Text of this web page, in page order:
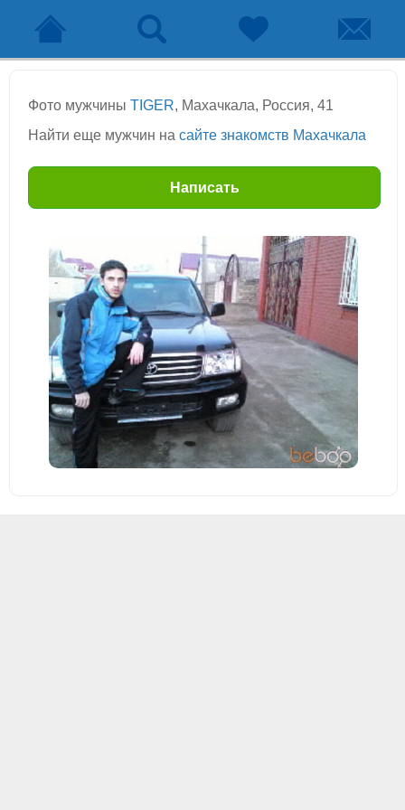
Фото мужчины TIGER, Махачкала, Россия, 41
Найти еще мужчин на сайте знакомств Махачкала
Написать